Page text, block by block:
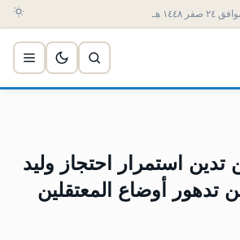
تدين استمرار احتجاز وليد
تدهور أوضاع المعتقلين